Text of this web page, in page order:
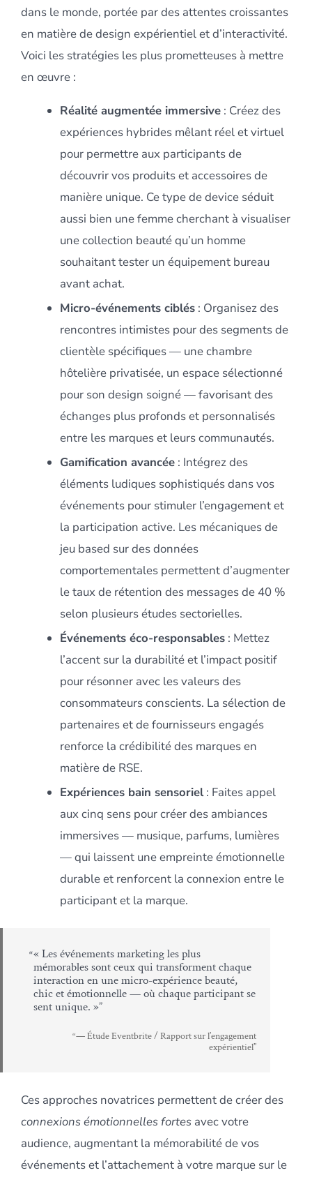
dans le monde, portée par des attentes croissantes
en matière de design expérientiel et d’interactivité.
Voici les stratégies les plus prometteuses à mettre
en œuvre :
Réalité augmentée immersive: Créez des
expériences hybrides mêlant réel et virtuel
pour permettre aux participants de
découvrir vos produits et accessoires de
manière unique. Ce type de device séduit
aussi bien une femme cherchant à visualiser
une collection beauté qu’un homme
souhaitant tester un équipement bureau
avant achat.
Micro-événements ciblés: Organisez des
rencontres intimistes pour des segments de
clientèle spécifiques — une chambre
hôtelière privatisée, un espace sélectionné
pour son design soigné — favorisant des
échanges plus profonds et personnalisés
entre les marques et leurs communautés.
Gamification avancée: Intégrez des
éléments ludiques sophistiqués dans vos
événements pour stimuler l’engagement et
la participation active. Les mécaniques de
jeu based sur des données
comportementales permettent d’augmenter
le taux de rétention des messages de 40 %
selon plusieurs études sectorielles.
Événements éco-responsables: Mettez
l’accent sur la durabilité et l’impact positif
pour résonner avec les valeurs des
consommateurs conscients. La sélection de
partenaires et de fournisseurs engagés
renforce la crédibilité des marques en
matière de RSE.
Expériences bain sensoriel: Faites appel
aux cinq sens pour créer des ambiances
immersives — musique, parfums, lumières
— qui laissent une empreinte émotionnelle
durable et renforcent la connexion entre le
participant et la marque.
« Les événements marketing les plus
mémorables sont ceux qui transforment chaque
interaction en une micro-expérience beauté,
chic et émotionnelle — où chaque participant se
sent unique. »
— Étude Eventbrite / Rapport sur l’engagement
expérientiel
Ces approches novatrices permettent de créer des
connexions émotionnelles fortesavec votre
audience, augmentant la mémorabilité de vos
événements et l’attachement à votre marque sur le